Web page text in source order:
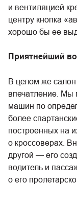
и вентиляцией
центру кнопка
хорошо бы ее
Приятнейший
В целом же салон
впечатление. Мы
машин по
более
построенных на
о кроссоверах.
другой — его
водитель и
о его